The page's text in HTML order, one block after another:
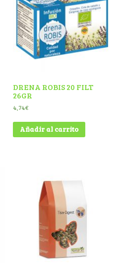
DRENA ROBIS 20 FILT
26GR
4,74€
Añadir al carrito